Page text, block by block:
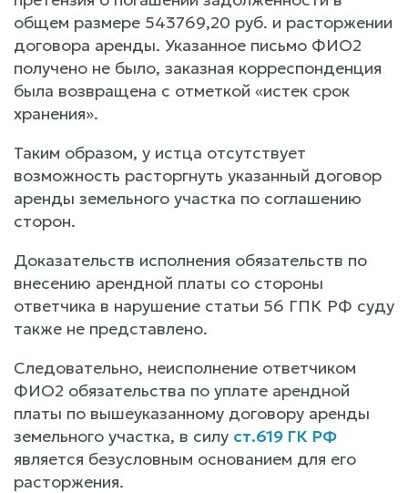
общем размере 543769,20 руб. и расторжении
договора аренды. Указанное письмо ФИО2
получено не было, заказная корреспонденция
была возвращена с отметкой «истек срок
хранения».
Таким образом, у истца отсутствует
возможность расторгнуть указанный договор
аренды земельного участка по соглашению
сторон.
Доказательств исполнения обязательств по
внесению арендной платы со стороны
ответчика в нарушение статьи 56 ГПК РФ суду
также не представлено.
Следовательно, неисполнение ответчиком
ФИО2 обязательства по уплате арендной
платы по вышеуказанному договору аренды
земельного участка, в силу ст.619 ГК РФ
является безусловным основанием для его
расторжения.